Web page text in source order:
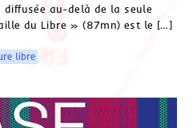
diffusée au-delà de la seule
du Libre » (87mn) est le […]
libre